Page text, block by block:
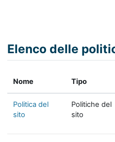
Elenco delle
Nome Tipo
Politica del
sito
Politiche del
sito